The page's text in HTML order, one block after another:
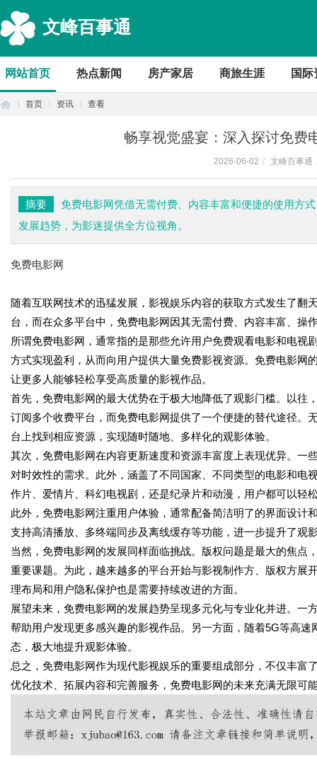
文峰百事通
网站首页 热点新闻 房产家居 商旅生涯 国际
首页 资讯 查看
畅享视觉盛宴：深入探讨免费
2026-06-02 / 文峰百事通
摘要
免费电影网凭借无需付费、内容丰富和便捷的使用方
发展趋势，为影迷提供全方位视角。
免费电影网
随着互联网技术的迅猛发展，影视娱乐内容的获取方式发生了
台，而在众多平台中，免费电影网因其无需付费、内容丰富、操
所谓免费电影网，通常指的是那些允许用户免费观看电影和电
方式实现盈利，从而向用户提供大量免费影视资源。免费电影网
让更多人能够轻松享受高质量的影视作品。
首先，免费电影网的最大优势在于极大地降低了观影门槛。以往
订阅多个收费平台，而免费电影网提供了一个便捷的替代途径。
台上找到相应资源，实现随时随地、多样化的观影体验。
其次，免费电影网在内容更新速度和资源丰富度上表现优异。一
对时效性的需求。此外，涵盖了不同国家、不同类型的电影和
作片、爱情片、科幻电视剧，还是纪录片和动漫，用户都可以轻
此外，免费电影网注重用户体验，通常配备简洁明了的界面设
支持高清播放、多终端同步及离线缓存等功能，进一步提升了观
当然，免费电影网的发展同样面临挑战。版权问题是最大的焦
重要课题。为此，越来越多的平台开始与影视制作方、版权方展
理布局和用户隐私保护也是需要持续改进的方面。
展望未来，免费电影网的发展趋势呈现多元化与专业化并进。
帮助用户发现更多感兴趣的影视作品。另一方面，随着5G等高
态，极大地提升观影体验。
总之，免费电影网作为现代影视娱乐的重要组成部分，不仅丰
优化技术、拓展内容和完善服务，免费电影网的未来充满无限可